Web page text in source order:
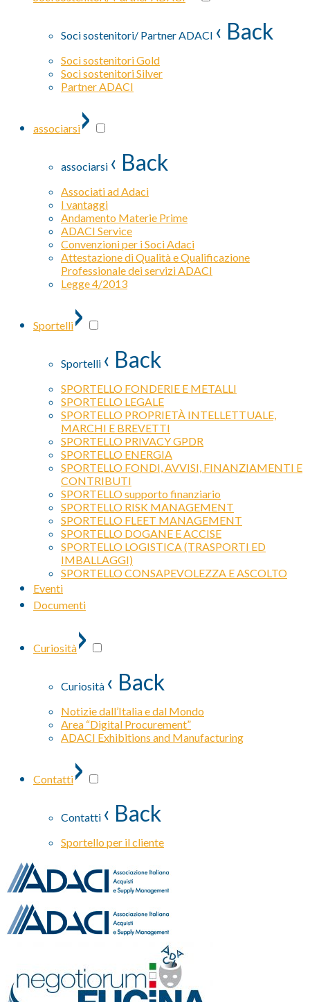
Soci sostenitori/ Partner ADACI ‹ Back
Soci sostenitori Gold
Soci sostenitori Silver
Partner ADACI
associarsi›
associarsi ‹ Back
Associati ad Adaci
I vantaggi
Andamento Materie Prime
ADACI Service
Convenzioni per i Soci Adaci
Attestazione di Qualità e Qualificazione
Professionale dei servizi ADACI
Legge 4/2013
Sportelli›
Sportelli ‹ Back
SPORTELLO FONDERIE E METALLI
SPORTELLO LEGALE
SPORTELLO PROPRIETÀ INTELLETTUALE,
MARCHI E BREVETTI
SPORTELLO PRIVACY GPDR
SPORTELLO ENERGIA
SPORTELLO FONDI, AVVISI, FINANZIAMENTI E
CONTRIBUTI
SPORTELLO supporto finanziario
SPORTELLO RISK MANAGEMENT
SPORTELLO FLEET MANAGEMENT
SPORTELLO DOGANE E ACCISE
SPORTELLO LOGISTICA (TRASPORTI ED
IMBALLAGGI)
SPORTELLO CONSAPEVOLEZZA E ASCOLTO
Eventi
Documenti
Curiosità›
Curiosità ‹ Back
Notizie dall’Italia e dal Mondo
Area “Digital Procurement”
ADACI Exhibitions and Manufacturing
Contatti›
Contatti ‹ Back
Sportello per il cliente